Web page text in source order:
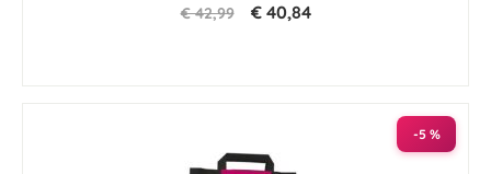
€ 42,99 € 40,84
-5 %